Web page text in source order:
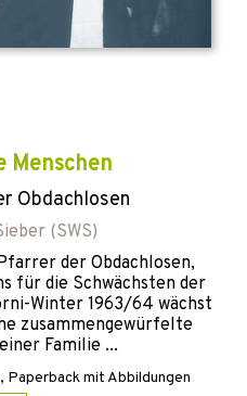
Menschen
Obdachlosen
(SWS)
der Obdachlosen,
für die Schwächsten der
Winter 1963/64 wächst
zusammengewürfelte
Familie ...
Paperback mit Abbildungen